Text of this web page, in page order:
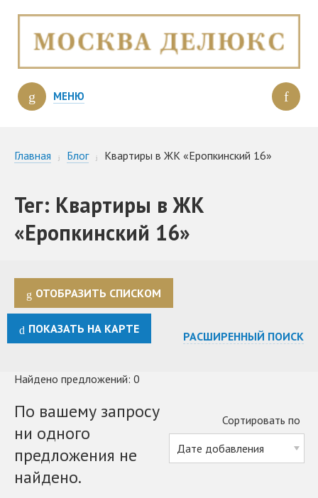
МЕНЮ
Главная Блог Квартиры в ЖК «Еропкинский 16»
Тег: Квартиры в ЖК
«Еропкинский 16»
ОТОБРАЗИТЬ СПИСКОМ
ПОКАЗАТЬ НА КАРТЕ
РАСШИРЕННЫЙ ПОИСК
Найдено предложений: 0
Сортировать по
По вашему запросу
ни одного
предложения не
найдено.